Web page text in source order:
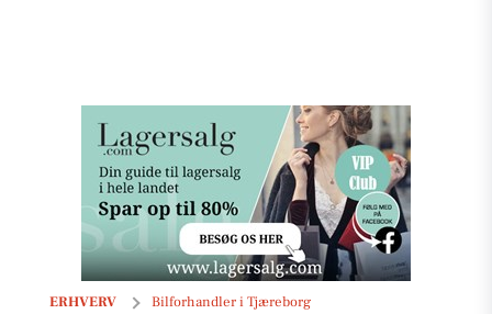
ERHVERV Bilforhandler i Tjæreborg
Next Auto